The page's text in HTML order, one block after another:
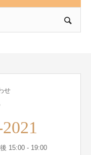
せ
15:00 - 19:00